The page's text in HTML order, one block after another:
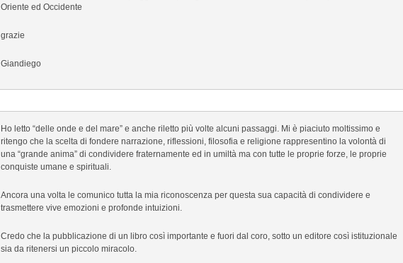
Oriente ed Occidente
grazie
Giandiego
Ho letto “delle onde e del mare” e anche riletto più volte alcuni passaggi. Mi è piaciuto moltissimo e
ritengo che la scelta di fondere narrazione, riflessioni, filosofia e religione rappresentino la volontà di
una “grande anima” di condividere fraternamente ed in umiltà ma con tutte le proprie forze, le proprie
conquiste umane e spirituali.
Ancora una volta le comunico tutta la mia riconoscenza per questa sua capacità di condividere e
trasmettere vive emozioni e profonde intuizioni.
Credo che la pubblicazione di un libro così importante e fuori dal coro, sotto un editore così istituzionale
sia da ritenersi un piccolo miracolo.